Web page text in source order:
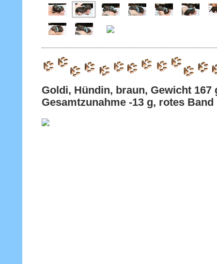
Goldi, Hündin, braun, Gewicht
Gesamtzunahme -13 g, rotes Band